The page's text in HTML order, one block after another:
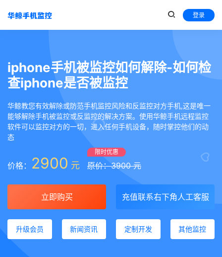
登录
iphone手机被监控如何解除-如何检
查iphone是否被监控
华鲸教您有效解除或防范手机监控风险和反监控对方手机,这是唯一
能够解除手机被监控或反监控的解决方案。使用华鲸手机远程监控
软件可以监控对方的一切，进入任何手机设备，随时掌控他们的动
态
价格： 2900 元
限时优惠
原价：3900 元
立即购买 充值联系右下角人工客服
升级会员 新闻资讯 定制开发 其他监控